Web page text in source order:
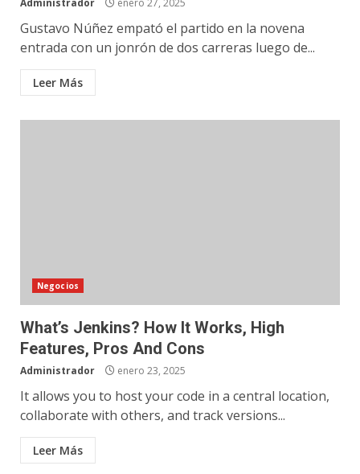
Gustavo Núñez empató el partido en la novena
entrada con un jonrón de dos carreras luego de...
Leer Más
Negocios
What’s Jenkins? How It Works, High
Features, Pros And Cons
Administrador enero 23, 2025
It allows you to host your code in a central location,
collaborate with others, and track versions...
Leer Más